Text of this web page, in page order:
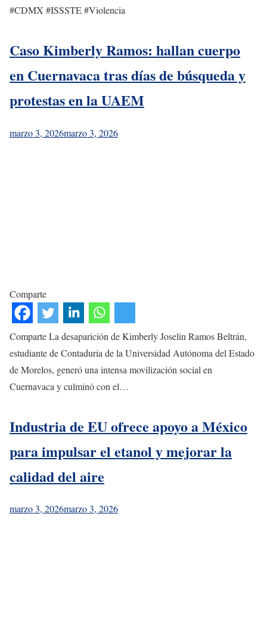
#CDMX #ISSSTE #Violencia
Caso Kimberly Ramos: hallan cuerpo
en Cuernavaca tras días de búsqueda y
protestas en la UAEM
marzo 3, 2026marzo 3, 2026
Comparte
Comparte La desaparición de Kimberly Joselin Ramos Beltrán,
estudiante de Contaduría de la Universidad Autónoma del Estado
de Morelos, generó una intensa movilización social en
Cuernavaca y culminó con el…
Industria de EU ofrece apoyo a México
para impulsar el etanol y mejorar la
calidad del aire
marzo 3, 2026marzo 3, 2026